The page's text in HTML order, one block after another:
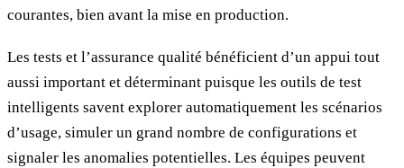
courantes, bien avant la mise en production.
Les tests et l’assurance qualité bénéficient d’un appui tout
aussi important et déterminant puisque les outils de test
intelligents savent explorer automatiquement les scénarios
d’usage, simuler un grand nombre de configurations et
signaler les anomalies potentielles. Les équipes peuvent